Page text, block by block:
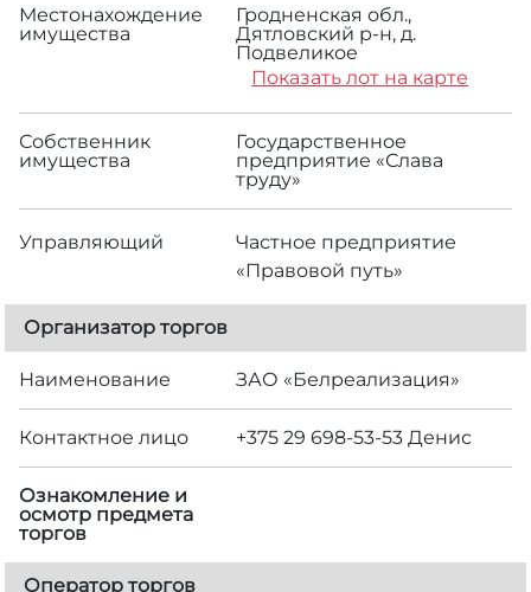
Местонахождение
имущества
Гродненская обл.,
Дятловский р-н, д.
Подвеликое
Показать лот на карте
Собственник
имущества
Государственное
предприятие «Слава
труду»
Управляющий
Частное предприятие
«Правовой путь»
Организатор торгов
Наименование ЗАО «Белреализация»
Контактное лицо +375 29 698-53-53 Денис
Ознакомление и
осмотр предмета
торгов
Оператор торгов